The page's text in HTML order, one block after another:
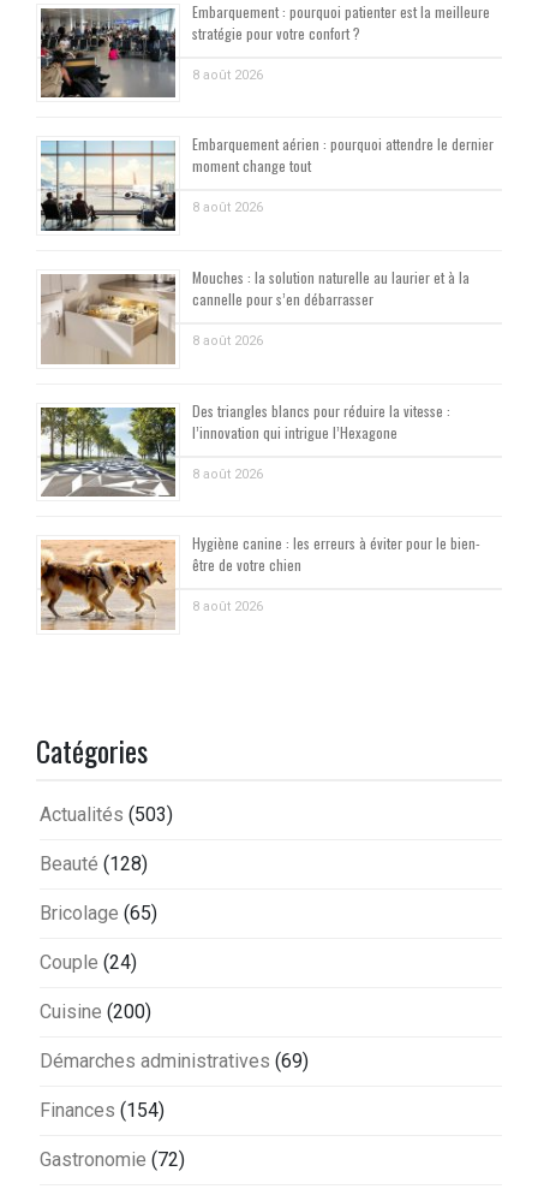
Embarquement : pourquoi patienter est la meilleure
stratégie pour votre confort ?
8 août 2026
Embarquement aérien : pourquoi attendre le dernier
moment change tout
8 août 2026
Mouches : la solution naturelle au laurier et à la
cannelle pour s’en débarrasser
8 août 2026
Des triangles blancs pour réduire la vitesse :
l’innovation qui intrigue l’Hexagone
8 août 2026
Hygiène canine : les erreurs à éviter pour le bien-
être de votre chien
8 août 2026
Catégories
Actualités (503)
Beauté (128)
Bricolage (65)
Couple (24)
Cuisine (200)
Démarches administratives (69)
Finances (154)
Gastronomie (72)